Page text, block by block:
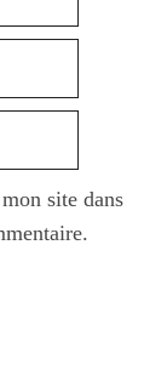
site dans